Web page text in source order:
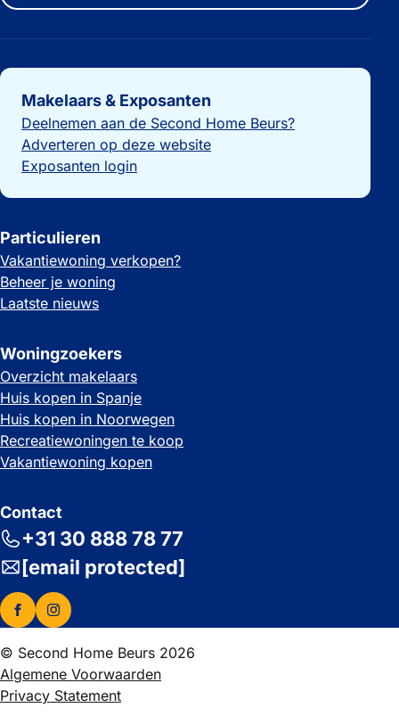
Belangrijke links
Makelaars & Exposanten
Deelnemen aan de Second Home Beurs?
Adverteren op deze website
Exposanten login
Particulieren
Vakantiewoning verkopen?
Beheer je woning
Laatste nieuws
Woningzoekers
Overzicht makelaars
Huis kopen in Spanje
Huis kopen in Noorwegen
Recreatiewoningen te koop
Vakantiewoning kopen
Contact
+31 30 888 78 77
[email protected]
© Second Home Beurs 2026
Algemene Voorwaarden
Privacy Statement